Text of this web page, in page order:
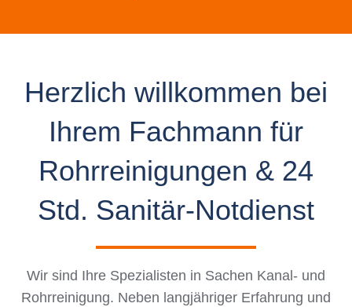
Herzlich willkommen bei
Ihrem Fachmann für
Rohrreinigungen & 24
Std. Sanitär-Notdienst
Wir sind Ihre Spezialisten in Sachen Kanal- und
Rohrreinigung. Neben langjähriger Erfahrung und